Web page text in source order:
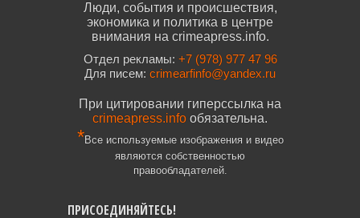
Люди, события и происшествия,
экономика и политика в центре
внимания на crimeapress.info.
Отдел рекламы: +7 (978) 977 47 96
Для писем: crimearfinfo@yandex.ru
При цитировании гиперссылка на
crimeapress.info обязательна.
*Все используемые изображения и видео
являются собственностью
правообладателей.
ПРИСОЕДИНЯЙТЕСЬ!